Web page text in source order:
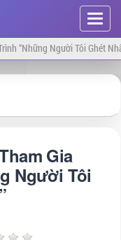
Hiện
menu
“Những Người Tôi Ghét
Gia
Người Tôi